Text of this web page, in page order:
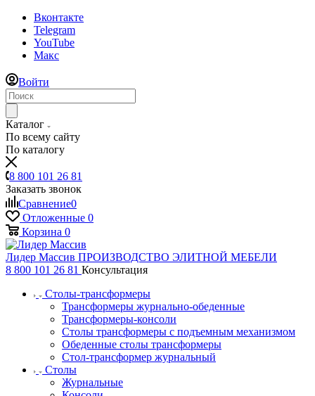
Вконтакте
Telegram
YouTube
Макс
Войти
Каталог
По всему сайту
По каталогу
8 800 101 26 81
Заказать звонок
Сравнение0
Отложенные 0
Корзина 0
Лидер Массив ПРОИЗВОДСТВО ЭЛИТНОЙ МЕБЕЛИ
8 800 101 26 81 Консультация
Столы-трансформеры
Трансформеры журнально-обеденные
Трансформеры-консоли
Столы трансформеры с подъемным механизмом
Обеденные столы трансформеры
Стол-трансформер журнальный
Столы
Журнальные